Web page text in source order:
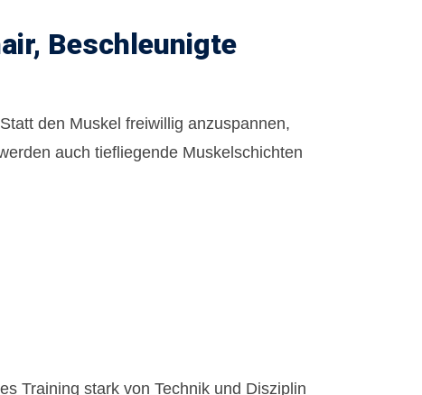
Beschleunigte
den Muskel freiwillig anzuspannen,
auch tiefliegende Muskelschichten
Training stark von Technik und Disziplin